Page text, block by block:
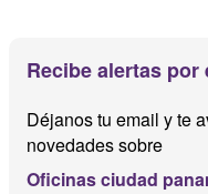
Recibe alertas por
Déjanos tu email y te
novedades sobre
Oficinas ciudad